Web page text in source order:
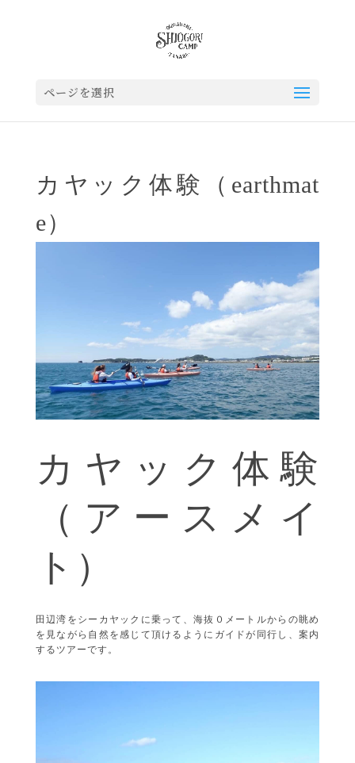
ページを選択
カヤック体験（earthmat
e）
カヤック体験
（アースメイ
ト）
田辺湾をシーカヤックに乗って、海抜０メートルからの眺め
を見ながら自然を感じて頂けるようにガイドが同行し、案内
するツアーです。